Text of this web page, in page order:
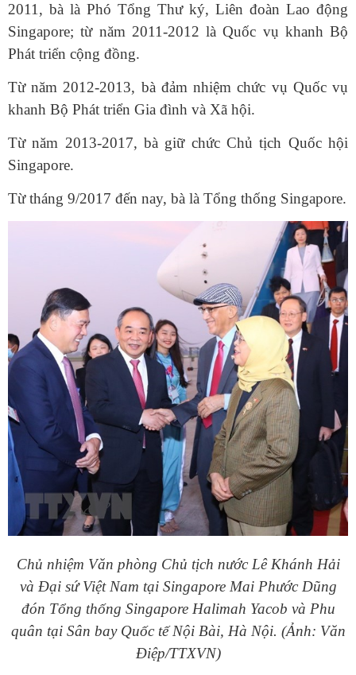
2011, bà là Phó Tổng Thư ký, Liên đoàn Lao động
Singapore; từ năm 2011-2012 là Quốc vụ khanh Bộ
Phát triển cộng đồng.
Từ năm 2012-2013, bà đảm nhiệm chức vụ Quốc vụ
khanh Bộ Phát triển Gia đình và Xã hội.
Từ năm 2013-2017, bà giữ chức Chủ tịch Quốc hội
Singapore.
Từ tháng 9/2017 đến nay, bà là Tổng thống Singapore.
Chủ nhiệm Văn phòng Chủ tịch nước Lê Khánh Hải
và Đại sứ Việt Nam tại Singapore Mai Phước Dũng
đón Tổng thống Singapore Halimah Yacob và Phu
quân tại Sân bay Quốc tế Nội Bài, Hà Nội. (Ảnh: Văn
Điệp/TTXVN)